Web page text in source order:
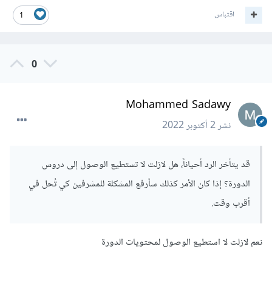
1 اقتباس
0
Mohammed Sadawy
نشر2 أكتوبر 2022
قد يتأخر الرد أحياناً، هل لازلت لا تستطيع الوصول إلى دروس
الدورة؟ إذا كان الأمر كذلك سأرفع المشكلة للمشرفين كي تُحل في
أقرب وقت.
نعم لازلت لا استطيع الوصول لمحتويات الدورة